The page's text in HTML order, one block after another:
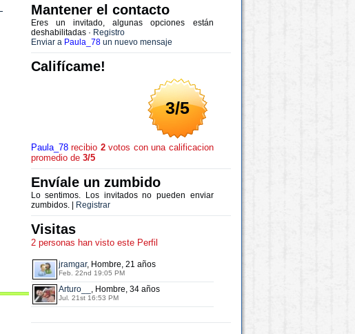
Mantener el contacto
Eres un invitado, algunas opciones están
deshabilitadas · Registro
Enviar a Paula_78un nuevo mensaje
Califícame!
3/5
Paula_78recibio 2votos con una calificacion
promedio de 3/5
Envíale un zumbido
Lo sentimos. Los invitados no pueden enviar
zumbidos. |
Registrar
Visitas
2 personas han visto este Perfil
jramgar, Hombre, 21 años
Feb. 22nd 19:05 PM
Arturo__ , Hombre, 34 años
Jul. 21st 16:53 PM